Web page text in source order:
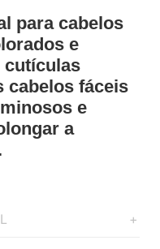
para cabelos
e
cutículas
cabelos fáceis
e
a